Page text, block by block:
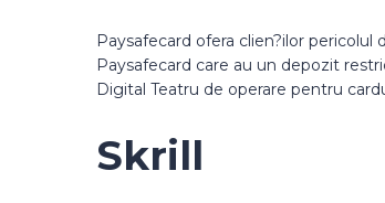
Paysafecard ofera clien?ilor
Paysafecard care au un depozit
Digital Teatru de operare pentru
Skrill